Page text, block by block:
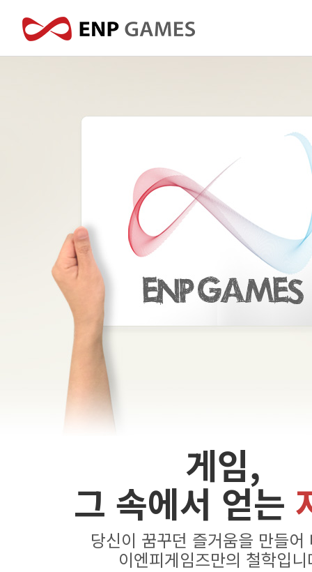
게임,
그 속에서 얻는
당신이 꿈꾸던 즐거움을 만들어
이엔피게임즈만의 철학입